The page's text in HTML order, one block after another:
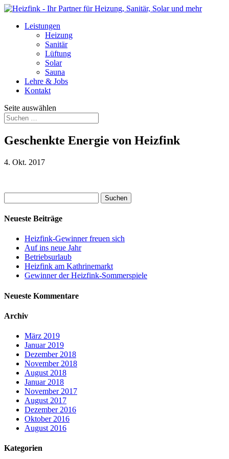
Leistungen
Heizung
Sanitär
Lüftung
Solar
Sauna
Lehre & Jobs
Kontakt
Seite auswählen
Geschenkte Energie von Heizfink
4. Okt. 2017
nach:
Neueste Beiträge
Heizfink-Gewinner freuen sich
Auf ins neue Jahr
Betriebsurlaub
Heizfink am Kathrinemarkt
Gewinner der Heizfink-Sommerspiele
Neueste Kommentare
Archiv
März 2019
Januar 2019
Dezember 2018
November 2018
August 2018
Januar 2018
November 2017
August 2017
Dezember 2016
Oktober 2016
August 2016
Kategorien